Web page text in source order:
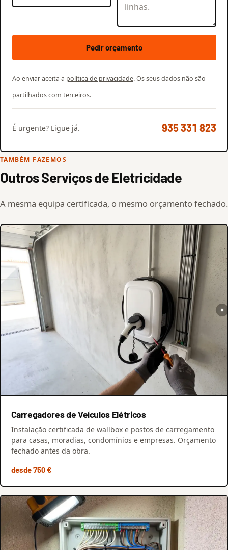
Pedir orçamento
Ao enviar aceita a política de privacidade. Os seus dados não são
partilhados com terceiros.
É urgente? Ligue já. 935 331 823
TAMBÉM FAZEMOS
Outros Serviços de Eletricidade
A mesma equipa certificada, o mesmo orçamento fechado.
Carregadores de Veículos Elétricos
Instalação certificada de wallbox e postos de carregamento
para casas, moradias, condomínios e empresas. Orçamento
fechado antes da obra.
desde 750 €